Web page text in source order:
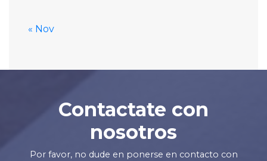
« Nov
Contactate con
nosotros
Por favor, no dude en ponerse en contacto con